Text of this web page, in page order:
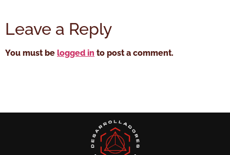
Leave a Reply
You must be logged in to post a comment.